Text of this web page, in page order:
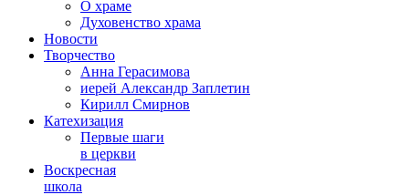
О храме
Духовенство храма
Новости
Творчество
Анна Герасимова
иерей Александр Заплетин
Кирилл Смирнов
Катехизация
Первые шаги
в церкви
Воскресная
школа